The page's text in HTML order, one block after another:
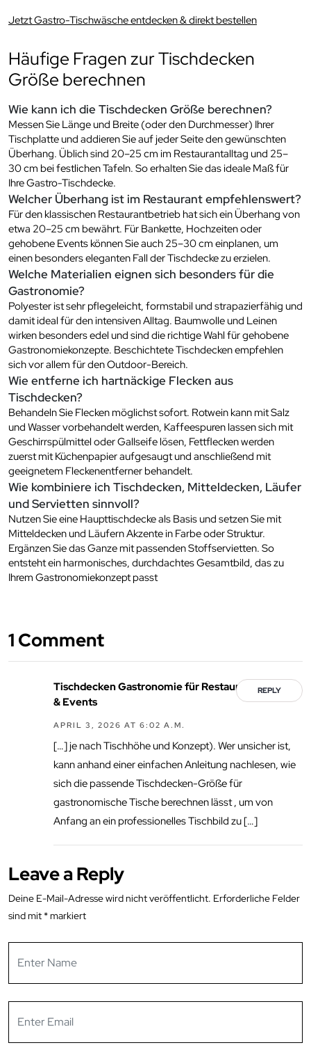
Jetzt Gastro-Tischwäsche entdecken & direkt bestellen
Häufige Fragen zur Tischdecken
Größe berechnen
Wie kann ich die Tischdecken Größe berechnen?
Messen Sie Länge und Breite (oder den Durchmesser) Ihrer
Tischplatte und addieren Sie auf jeder Seite den gewünschten
Überhang. Üblich sind 20–25 cm im Restaurantalltag und 25–
30 cm bei festlichen Tafeln. So erhalten Sie das ideale Maß für
Ihre Gastro-Tischdecke.
Welcher Überhang ist im Restaurant empfehlenswert?
Für den klassischen Restaurantbetrieb hat sich ein Überhang von
etwa 20–25 cm bewährt. Für Bankette, Hochzeiten oder
gehobene Events können Sie auch 25–30 cm einplanen, um
einen besonders eleganten Fall der Tischdecke zu erzielen.
Welche Materialien eignen sich besonders für die
Gastronomie?
Polyester ist sehr pflegeleicht, formstabil und strapazierfähig und
damit ideal für den intensiven Alltag. Baumwolle und Leinen
wirken besonders edel und sind die richtige Wahl für gehobene
Gastronomiekonzepte. Beschichtete Tischdecken empfehlen
sich vor allem für den Outdoor-Bereich.
Wie entferne ich hartnäckige Flecken aus
Tischdecken?
Behandeln Sie Flecken möglichst sofort. Rotwein kann mit Salz
und Wasser vorbehandelt werden, Kaffeespuren lassen sich mit
Geschirrspülmittel oder Gallseife lösen, Fettflecken werden
zuerst mit Küchenpapier aufgesaugt und anschließend mit
geeignetem Fleckenentferner behandelt.
Wie kombiniere ich Tischdecken, Mitteldecken, Läufer
und Servietten sinnvoll?
Nutzen Sie eine Haupttischdecke als Basis und setzen Sie mit
Mitteldecken und Läufern Akzente in Farbe oder Struktur.
Ergänzen Sie das Ganze mit passenden Stoffservietten. So
entsteht ein harmonisches, durchdachtes Gesamtbild, das zu
Ihrem Gastronomiekonzept passt
1 Comment
REPLY
Tischdecken Gastronomie für Restaurants, Hotels
& Events
APRIL 3, 2026 AT 6:02 A.M.
[…] je nach Tischhöhe und Konzept). Wer unsicher ist,
kann anhand einer einfachen Anleitung nachlesen, wie
sich die passende Tischdecken-Größe für
gastronomische Tische berechnen lässt , um von
Anfang an ein professionelles Tischbild zu […]
Leave a Reply
Deine E-Mail-Adresse wird nicht veröffentlicht. Erforderliche Felder
sind mit *markiert